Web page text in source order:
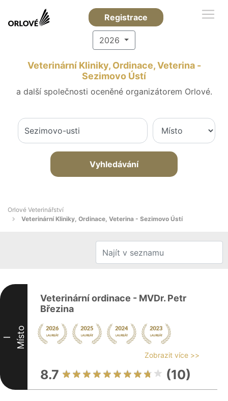
Registrace
2026
Veterinární Kliniky, Ordinace, Veterina -
Sezimovo Ústí
a další společnosti oceněné organizátorem Orlové.
Vyhledávání
Orlové Veterinářství
Veterinární Kliniky, Ordinace, Veterina - Sezimovo Ústí
I Místo
Veterinární ordinace - MVDr. Petr
Březina
Zobrazit více >>
8.7 (10)